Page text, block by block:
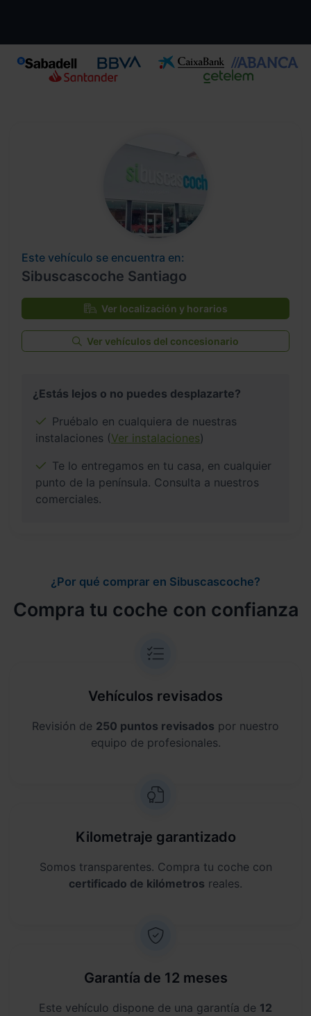
Este vehículo se encuentra en:
Sibuscascoche Santiago
Ver localización y horarios
Ver vehículos del concesionario
¿Estás lejos o no puedes desplazarte?
Pruébalo en cualquiera de nuestras
instalaciones (Ver instalaciones)
Te lo entregamos en tu casa, en cualquier
punto de la península. Consulta a nuestros
comerciales.
¿Por qué comprar en Sibuscascoche?
Compra tu coche con confianza
Vehículos revisados
Revisión de 250 puntos revisados por nuestro
equipo de profesionales.
Kilometraje garantizado
Somos transparentes. Compra tu coche con
certificado de kilómetros reales.
Garantía de 12 meses
Este vehículo dispone de una garantía de 12